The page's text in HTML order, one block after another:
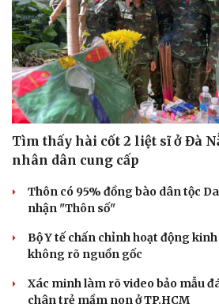
Tìm thấy hài cốt 2 liệt sĩ ở Đà
nhân dân cung cấp
Thôn có 95% đồng bào dân tộc
nhận "Thôn số"
Bộ Y tế chấn chỉnh hoạt động
không rõ nguồn gốc
Xác minh làm rõ video bảo mẫu
chân trẻ mầm non ở TP.HCM